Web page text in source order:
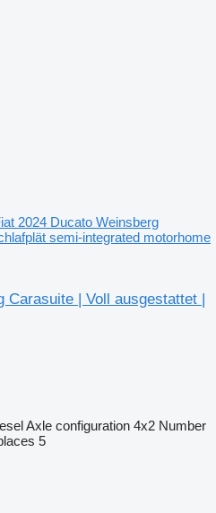
2024 Ducato Weinsberg
semi-integrated motorhome
| Voll ausgestattet |
Axle configuration 4x2 Number
5